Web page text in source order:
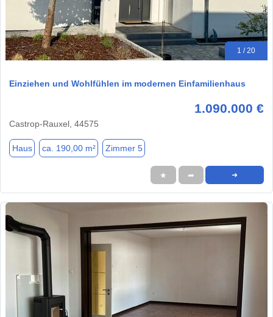
1 / 20
Einziehen und Wohlfühlen im modernen Einfamilienhaus
1.090.000 €
Castrop-Rauxel, 44575
Haus ca. 190,00 m² Zimmer 5
★ ➦ ➜